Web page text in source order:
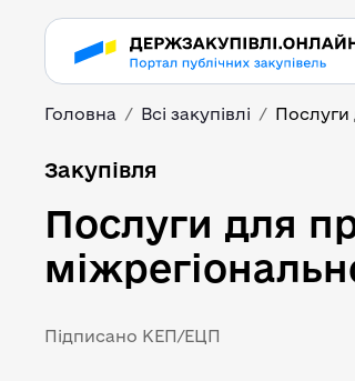
Головна Всі закупівлі Послуги
Послуги для
Закупівля
Послуги для
Підписано КЕП/ЕЦП